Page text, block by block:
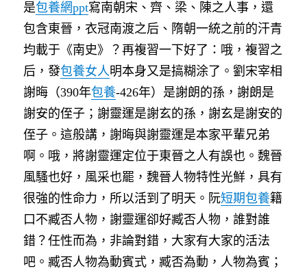
是包養網ppt寫南朝宋、齊、梁、陳之人事，還
包含東晉，衣冠南渡之后、隋朝一統之前的汗青
均載于《南史》？再複習一下好了：哦，複習之
后，發包養女人明本身又是搞糊涂了。劉宋宰相
謝晦（390年包養-426年）是謝朗的孫，謝朗是
謝安的侄子；謝靈運是謝玄的孫，謝玄是謝安的
侄子。這般講，謝晦與謝靈運是本家平輩兄弟
啊。哦，將謝靈運定位于東晉之人有誤也。魏晉
風騷也好，風采也罷，魏晉人物特性光鮮，具有
很強的性命力，所以活到了明天。阮短期包養籍
口不臧否人物，謝靈運卻好臧否人物，誰對誰
錯？任性而為，非論對錯，大家有大家的活法
吧。臧否人物為動賓式，臧否為動，人物為賓；